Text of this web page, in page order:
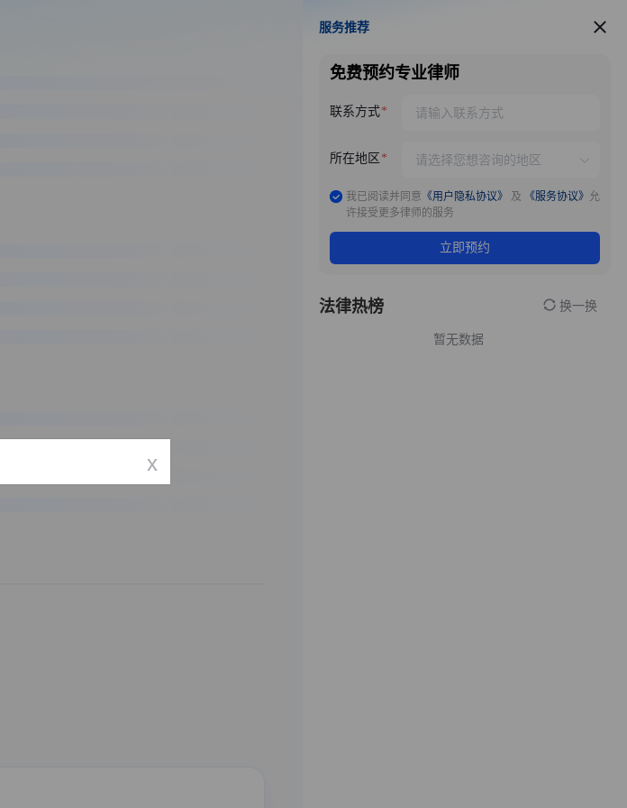
服务推荐
服务推荐
免费预约专业律师
联系方式
所在地区
我已阅读并同意 《用户隐私协议》 及 《服务协议》 允
许接受更多律师的服务
立即预约
法律热榜 换一换
暂无数据
x